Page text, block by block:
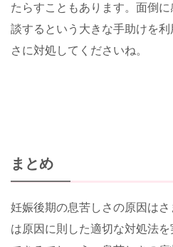
たらすこともあります。面倒
談するという大きな手助けを
さに対処してくださいね。
まとめ
妊娠後期の息苦しさの原因は
は原因に則した適切な対処法